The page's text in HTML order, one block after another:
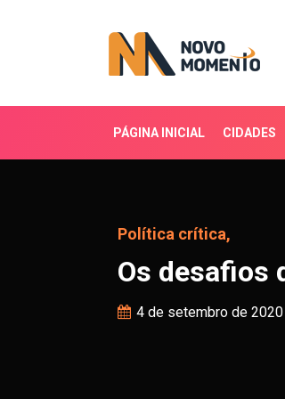
PÁGINA INICIAL CIDADES
Política crítica,
Os desafios
4 de setembro de 2020